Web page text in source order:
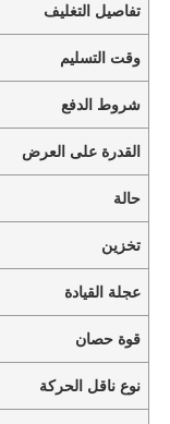
تفاصيل التغليف
وقت التسليم
شروط الدفع
القدرة على العرض
حالة
تخزين
عجلة القيادة
قوة حصان
نوع ناقل الحركة